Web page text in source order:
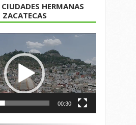
HERMANAS
ZACATECAS
00:30